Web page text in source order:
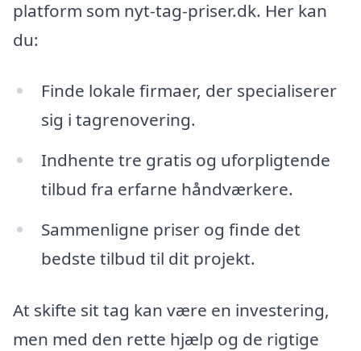
platform som nyt-tag-priser.dk. Her kan
du:
Finde lokale firmaer, der specialiserer
sig i tagrenovering.
Indhente tre gratis og uforpligtende
tilbud fra erfarne håndværkere.
Sammenligne priser og finde det
bedste tilbud til dit projekt.
At skifte sit tag kan være en investering,
men med den rette hjælp og de rigtige